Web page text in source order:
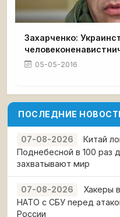
Захарченко:
05-05-2016
ПОСЛЕДНИЕ
07-08-2026
Китай
Поднебесной в 100 раз
захватывают мир
07-08-2026
Хакеры
НАТО с СБУ перед
России